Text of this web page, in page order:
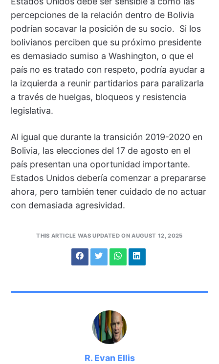
percepciones de la relación dentro de Bolivia
podrían socavar la posición de su socio. Si los
bolivianos perciben que su próximo presidente
es demasiado sumiso a Washington, o que el
país no es tratado con respeto, podría ayudar a
la izquierda a reunir partidarios para paralizarla
a través de huelgas, bloqueos y resistencia
legislativa.
Al igual que durante la transición 2019-2020 en
Bolivia, las elecciones del 17 de agosto en el
país presentan una oportunidad importante.
Estados Unidos debería comenzar a prepararse
ahora, pero también tener cuidado de no actuar
con demasiada agresividad.
THIS ARTICLE WAS UPDATED ON AUGUST 12, 2025
R. Evan Ellis